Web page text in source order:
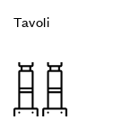
Tavoli